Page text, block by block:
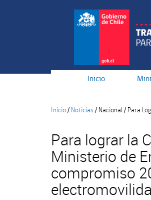
Inicio
Inicio/ Noticias / Nacional/ Para
Para lograr la
Ministerio de
compromiso